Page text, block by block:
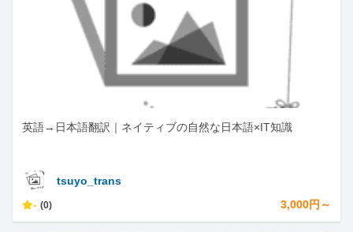
英語→日本語翻訳｜ネイティブの自然な日本語×IT知識
tsuyo_trans
- (0) 3,000円～